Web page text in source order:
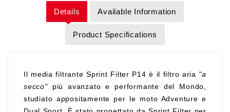
Details Available Information
Product Specifications
Il media filtrante Sprint Filter P14 è il filtro aria "a
secco"più avanzato e performante del Mondo,
studiato appositamente per le moto Adventure e